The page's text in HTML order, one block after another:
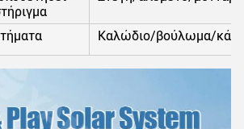
Καλώδιο/βούλωμα/